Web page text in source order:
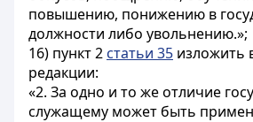
повышению, понижению в
должности либо увольнению.»;
16) пункт 2 статьи 35 изложить
редакции:
«2. За одно и то же отличие
служащему может быть